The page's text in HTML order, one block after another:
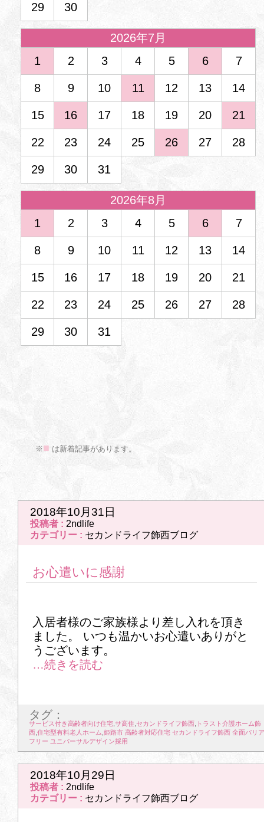
29 30
2026年7月
1
2 3 4 5 6 7
8 9 10 11 12 13 14
15 16 17 18 19 20 21
22 23 24 25 26 27 28
29 30 31
2026年8月
1
2 3 4 5 6 7
8 9 10 11 12 13 14
15 16 17 18 19 20 21
22 23 24 25 26 27 28
29 30 31
※ ■ は新着記事があります。
2018年10月31日
投稿者 : 2ndlife
カテゴリー : セカンドライフ飾西ブログ
お心遣いに感謝
入居者様のご家族様より差し入れを頂き
ました。 いつも温かいお心遣いありがと
うございます。
タグ：
サービス付き高齢者向け住宅 サ高住 セカンドライフ飾西 トラスト介護ホーム飾
西 住宅型有料老人ホーム 姫路市 高齢者対応住宅 セカンドライフ飾西 全面バリア
フリー ユニバーサルデザイン採用
2018年10月29日
投稿者 : 2ndlife
カテゴリー : セカンドライフ飾西ブログ